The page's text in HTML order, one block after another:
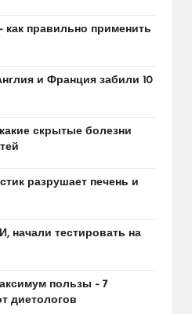
как правильно применить
и Франция забили 10
скрытые болезни
разрушает печень и
начали тестировать на
пользы – 7
диетологов